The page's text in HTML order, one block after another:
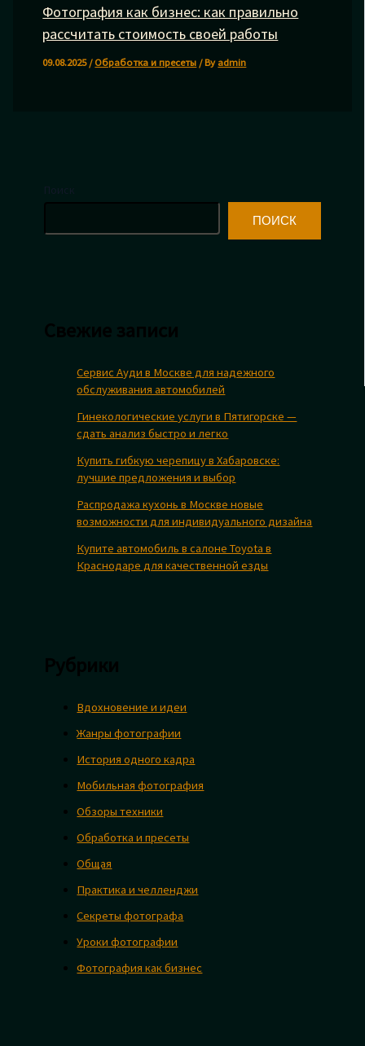
Фотография как бизнес: как правильно
рассчитать стоимость своей работы
09.08.2025/Обработка и пресеты / Byadmin
ПОИСК
Сервис Ауди в Москве для надежного
обслуживания автомобилей
Гинекологические услуги в Пятигорске —
сдать анализ быстро и легко
Купить гибкую черепицу в Хабаровске:
лучшие предложения и выбор
Распродажа кухонь в Москве новые
возможности для индивидуального дизайна
Купите автомобиль в салоне Toyota в
Краснодаре для качественной езды
Вдохновение и идеи
Жанры фотографии
История одного кадра
Мобильная фотография
Обзоры техники
Обработка и пресеты
Общая
Практика и челленджи
Секреты фотографа
Уроки фотографии
Фотография как бизнес